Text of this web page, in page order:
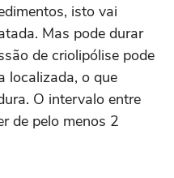
isto vai
Mas pode durar
de criolipólise pode
localizada, o que
O intervalo entre
de pelo menos 2